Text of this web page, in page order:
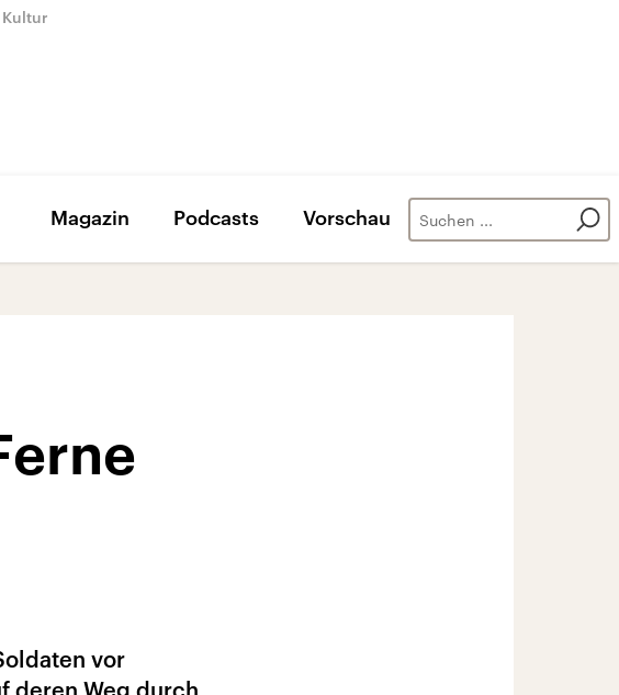
Magazin Podcasts Vorschau
vor
deren Weg durch